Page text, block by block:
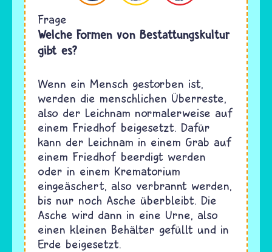
Frage
Welche Formen von Bestattungskultur
gibt es?
Wenn ein Mensch gestorben ist,
werden die menschlichen Überreste,
also der Leichnam normalerweise auf
einem Friedhof beigesetzt. Dafür
kann der Leichnam in einem Grab auf
einem Friedhof beerdigt werden
oder in einem Krematorium
eingeäschert, also verbrannt werden,
bis nur noch Asche überbleibt. Die
Asche wird dann in eine Urne, also
einen kleinen Behälter gefüllt und in
Erde beigesetzt.